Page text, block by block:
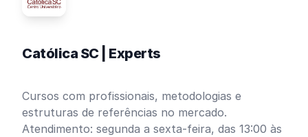
Católica SC | Experts
Cursos com profissionais, metodologias e
estruturas de referências no mercado.
Atendimento: segunda a sexta-feira, das 13:00 às